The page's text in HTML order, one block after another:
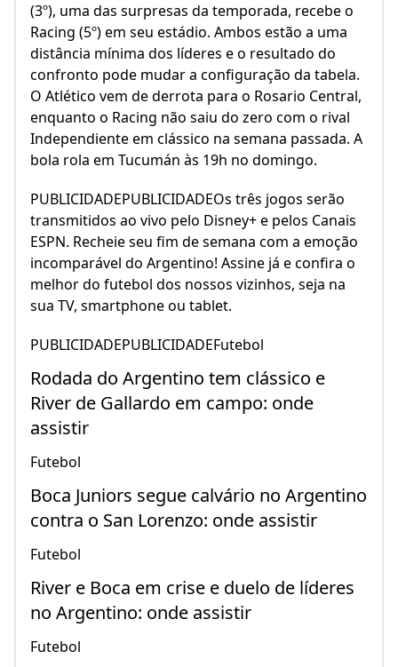
(3º), uma das surpresas da temporada, recebe o
Racing (5º) em seu estádio. Ambos estão a uma
distância mínima dos líderes e o resultado do
confronto pode mudar a configuração da tabela.
O Atlético vem de derrota para o Rosario Central,
enquanto o Racing não saiu do zero com o rival
Independiente em clássico na semana passada. A
bola rola em Tucumán às 19h no domingo.
PUBLICIDADEPUBLICIDADEOs três jogos serão
transmitidos ao vivo pelo Disney+ e pelos Canais
ESPN. Recheie seu fim de semana com a emoção
incomparável do Argentino! Assine já e confira o
melhor do futebol dos nossos vizinhos, seja na
sua TV, smartphone ou tablet.
PUBLICIDADEPUBLICIDADEFutebol
Rodada do Argentino tem clássico e
River de Gallardo em campo: onde
assistir
Futebol
Boca Juniors segue calvário no Argentino
contra o San Lorenzo: onde assistir
Futebol
River e Boca em crise e duelo de líderes
no Argentino: onde assistir
Futebol